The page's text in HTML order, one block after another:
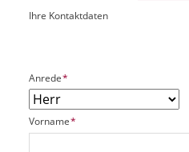
O
k
P
UIhre Kontaktdaten
P
f
l
i
c
Anrede*
P
f
Vorname*